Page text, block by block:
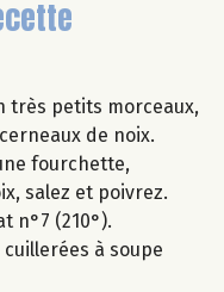
très petits morceaux,
de noix.
fourchette,
salez et poivrez.
n°7 (210°).
à soupe